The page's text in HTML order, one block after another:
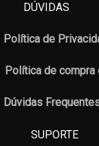
DÚVIDAS
Política de
Política de compra
Dúvidas
SUPORTE